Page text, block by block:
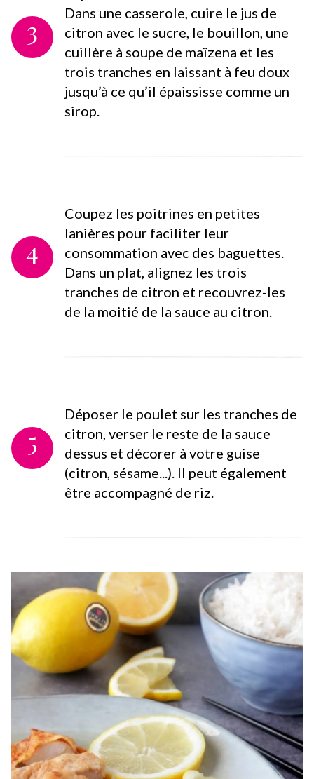
3
Dans une casserole, cuire le jus de
citron avec le sucre, le bouillon, une
cuillère à soupe de maïzena et les
trois tranches en laissant à feu doux
jusqu’à ce qu’il épaississe comme un
sirop.
4
Coupez les poitrines en petites
lanières pour faciliter leur
consommation avec des baguettes.
Dans un plat, alignez les trois
tranches de citron et recouvrez-les
de la moitié de la sauce au citron.
5
Déposer le poulet sur les tranches de
citron, verser le reste de la sauce
dessus et décorer à votre guise
(citron, sésame...). Il peut également
être accompagné de riz.